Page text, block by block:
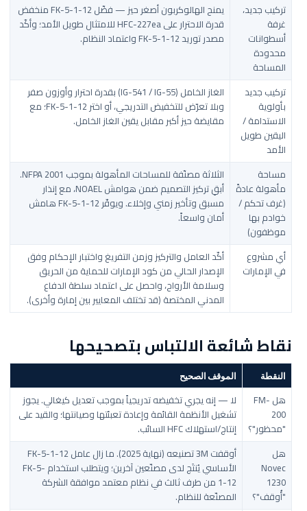
تركيب جديد،
غرفة
أسطوانات
محدودة
المساحة
يمنح الهالوكربون أصغر حيز — فضّل FK-5-1-12 منخفض
قدرة الاحترار على HFC-227ea للامتثال طويل الأمد؛ وأكّد
مصدر توريد FK-5-1-12 واعتماد النظام.
تركيب جديد
بأولوية
الاستدامة /
اليقين طويل
الأمد
الغاز الخامل (IG-541 / IG-55) بقدرة احترار وأوزون صفر
وبلا تعرّض للتخفيض التدريجي، أو اختر FK-5-1-12؛ مع
مقايضة حيز أكبر مقابل يقين الغاز الخامل.
مساحة
مأهولة عادةً
(غرف تحكم /
خوادم بها
موظفون)
الثلاثة مصنّفة للمساحات المأهولة بموجب NFPA 2001.
أبقِ تركيز التصميم ضمن هوامش NOAEL، مع إنذار
مسبق وتأخير زمني وإخلاء. ويوفّر FK-5-1-12 هامش
أمان واسعاً.
أي مشروع
في الإمارات
أكّد العامل والتركيز وزمن التفريغ واختبار الإحكام وفق
الإصدار الحالي من كود الإمارات للحماية من الحريق
وسلامة الأرواح، واحصل على اعتماد سلطة الدفاع
المدني المختصة (قد تختلف المعايير بين إمارة وأخرى).
نقاط شائعة الالتباس بتصحيحها
النقطة الموقف الصحيح
هل FM-
200
"محظور"؟
لا — إنه يجري تخفيضه تدريجياً بموجب تعديل كيغالي. يجوز
تشغيل الأنظمة القائمة وإعادة تعبئتها وصيانتها؛ والقيد على
إنتاج/استهلاك HFC السائب.
هل
Novec
1230
"أُوقف"؟
أوقفت 3M تصنيعه (نهاية 2025). ما زال عامل FK-5-1-12
الأساسي يُنتَج لدى مصنّعين آخرين؛ ويتطلب استخدام FK-5-
1-12 من طرف ثالث في نظام معتمد موافقة الشركة
المصنّعة للنظام.